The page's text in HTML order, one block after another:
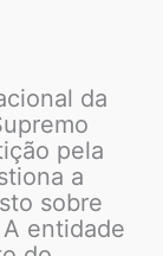
da
pela
a
sobre
entidade